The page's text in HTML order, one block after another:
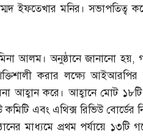
ইফতেখার মনির।
আলম। অনুষ্ঠানে জানানো হয়,
করার লক্ষ্যে আইআরপির
আহ্বান করে। আহ্বানে মোট
এবং এথিক্স রিভিউ বোর্ডের
মাধ্যমে প্রথম পর্যায়ে ১৩টি